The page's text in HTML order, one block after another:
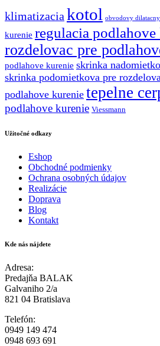
klimatizacia kotol obvodovy dilatacny
kurenie regulacia
rozdelovac pre
podlahove kurenie skrinka
skrinka podomietkova pre
podlahove kurenie tepelne
podlahove kurenie Viessmann
Užitočné odkazy
Eshop
Obchodné podmienky
Ochrana osobných údajov
Realizácie
Doprava
Blog
Kontakt
Kde nás nájdete
Adresa:
Predajňa BALAK
Galvaniho 2/a
821 04 Bratislava
Telefón:
0949 149 474
0948 693 691